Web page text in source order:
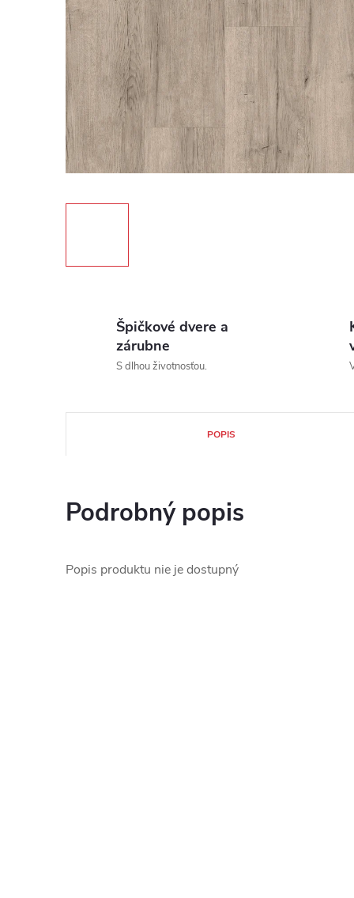
Špičkové dvere a
zárubne
S dlhou životnosťou.
POPIS
Podrobný popis
Popis produktu nie je dostupný